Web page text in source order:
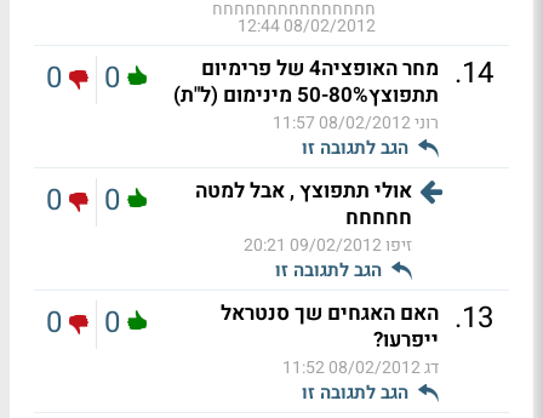
חחחחחחחחחחחחחחח
08/02/2012 12:44
14
.
מחר האופציה4 של פרימיום
תתפוצץ50-80% מינימום (ל"ת)
רוני08/02/2012 11:57
הגב לתגובה זו
0
0
אולי תתפוצץ , אבל למטה
חחחחח
זיפו09/02/2012 20:21
הגב לתגובה זו
0
0
13
. האם האגחים שך סנטראל
ייפרעו?
דג08/02/2012 11:52
הגב לתגובה זו
0
0